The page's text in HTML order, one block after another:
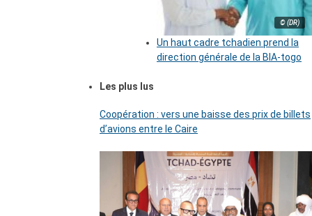
© (DR)
Un haut cadre tchadien prend la
direction générale de la BIA-togo
Les plus lus
Coopération : vers une baisse des prix de billets
d’avions entre le Caire